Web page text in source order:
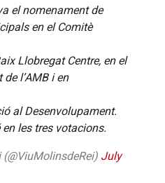
el nomenament de
en el Comitè
Llobregat Centre, en el
l’AMB i en
al Desenvolupament.
les tres votacions.
July